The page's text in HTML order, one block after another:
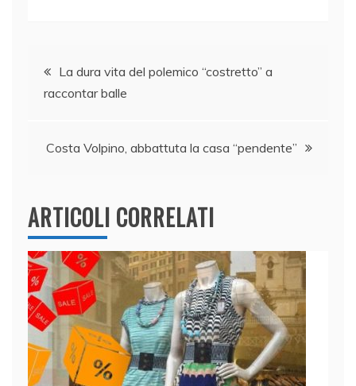
b
o
k
dI
n
A
vi
Navigazione
articoli
La dura vita del polemico “costretto” a
raccontar balle
Costa Volpino, abbattuta la casa “pendente”
ARTICOLI CORRELATI